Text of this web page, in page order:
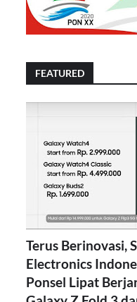
FEATURED
Terus Berinovasi,
Electronics
Ponsel Lipat